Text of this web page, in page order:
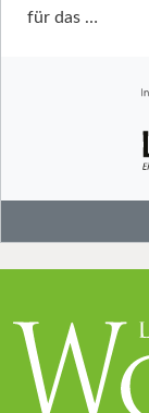
für das …